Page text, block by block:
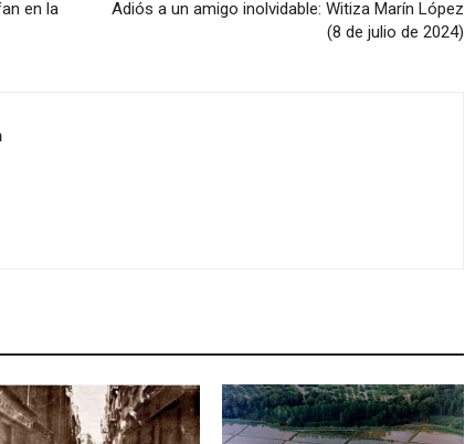
en la
Adiós a un amigo inolvidable: Witiza Marín López
(8 de julio de 2024)